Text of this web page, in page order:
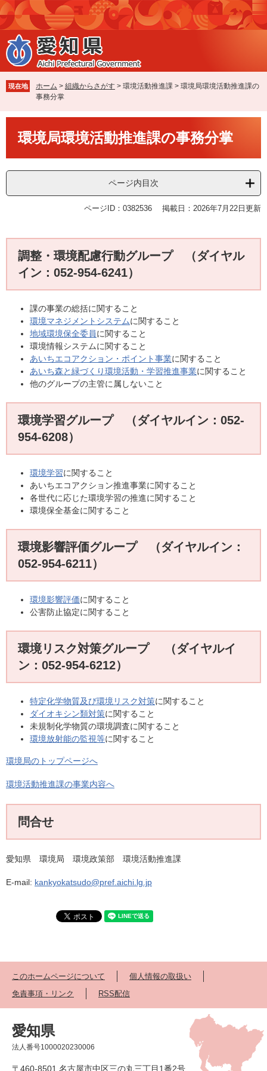
ペ
ー
ジ
の
先
で
す
メ
ニ
ュ
ー
を
ば
し
本
現在地 ホーム > 組織からさがす > 環境活動推進課 > 環境局環境活動推進課の
事務分掌
環境局環境活動推進課の事務分掌
ページ内目次
ページID：0382536 掲載日：2026年7月22日更新
調整・環境配慮行動グループ （ダイヤル
イン：052-954-6241）
課の事業の総括に関すること
環境マネジメントシステムに関すること
地域環境保全委員に関すること
環境情報システムに関すること
あいちエコアクション・ポイント事業に関すること
あいち森と緑づくり環境活動・学習推進事業に関すること
他のグループの主管に属しないこと
環境学習グループ （ダイヤルイン：052-
954-6208）
環境学習に関すること
あいちエコアクション推進事業に関すること
各世代に応じた環境学習の推進に関すること
環境保全基金に関すること
環境影響評価グループ （ダイヤルイン：
052-954-6211）
環境影響評価に関すること
公害防止協定に関すること
環境リスク対策グループ （ダイヤルイ
ン：052-954-6212）
特定化学物質及び環境リスク対策に関すること
ダイオキシン類対策に関すること
未規制化学物質の環境調査に関すること
環境放射能の監視等に関すること
環境局のトップページへ
環境活動推進課の事業内容へ
問合せ
愛知県 環境局 環境政策部 環境活動推進課
E-mail: kankyokatsudo@pref.aichi.lg.jp
このホームページについて
個人情報の取扱い
免責事項・リンク
RSS配信
愛知県
法人番号1000020230006
〒460-8501 名古屋市中区三の丸三丁目1番2号